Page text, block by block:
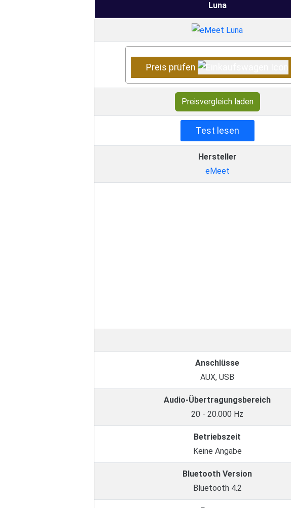
Luna
Preis prüfen
Preisvergleich laden
Test lesen
Hersteller
eMeet
Anschlüsse
AUX, USB
Audio-Übertragungsbereich
20 - 20.000 Hz
Betriebszeit
Keine Angabe
Bluetooth Version
Bluetooth 4.2